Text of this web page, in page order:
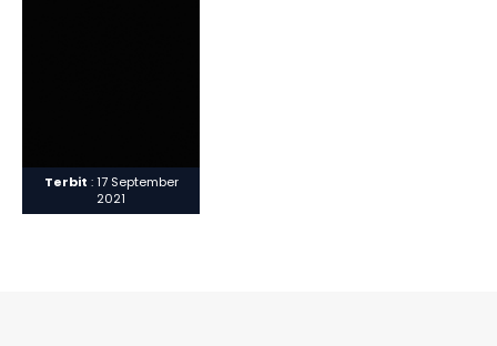
Terbit : 17 September
2021